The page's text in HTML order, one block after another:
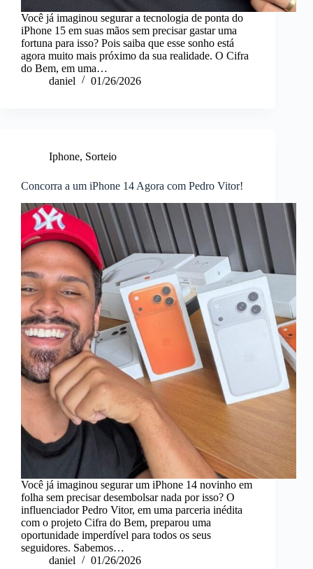
Você já imaginou segurar a tecnologia de ponta do
iPhone 15 em suas mãos sem precisar gastar uma
fortuna para isso? Pois saiba que esse sonho está
agora muito mais próximo da sua realidade. O Cifra
do Bem, em uma…
daniel
01/26/2026
Iphone, Sorteio
Concorra a um iPhone 14 Agora com Pedro Vitor!
Você já imaginou segurar um iPhone 14 novinho em
folha sem precisar desembolsar nada por isso? O
influenciador Pedro Vitor, em uma parceria inédita
com o projeto Cifra do Bem, preparou uma
oportunidade imperdível para todos os seus
seguidores. Sabemos…
daniel
01/26/2026